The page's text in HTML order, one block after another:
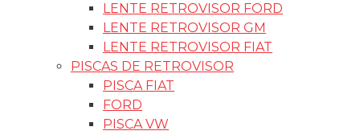
LENTE RETROVISOR FORD
LENTE RETROVISOR GM
LENTE RETROVISOR FIAT
PISCAS DE RETROVISOR
PISCA FIAT
FORD
PISCA VW